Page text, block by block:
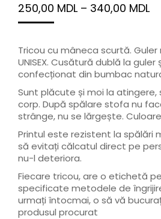
250,00 MDL – 340,00 MDL
Tricou cu mâneca scurtă. Guler
UNISEX. Cusătură dublă la
confecționat din bumbac
Sunt plăcute și moi la atingere,
corp. După spălare stofa nu
strânge, nu se lărgește.
Printul este rezistent la spălări
să evitați călcatul direct pe
nu-l deteriora.
Fiecare tricou, are o etichetă
specificate metodele de
urmați întocmai, o să vă
produsul procurat